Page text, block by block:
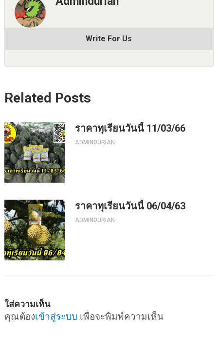
Write For Us
Related Posts
ราคาทุเรียนวันนี้ 11/03/66
ADMINDURIAN
ราคาทุเรียนวันนี้ 06/04/63
ADMINDURIAN
ใส่ความเห็น
คุณต้องเข้าสู่ระบบ เพื่อจะพิมพ์ความเห็น